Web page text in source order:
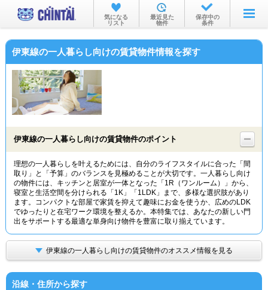
お部屋を探す
沿線・駅から
物件特集から
TOP
気になる
リスト
最近見た
物件
保存中の
条件
伊東線の一人暮らし向けの賃貸物件情報を探す
伊東線の一人暮らし向けの賃貸物件のポイント
理想の一人暮らしを叶えるためには、自分のライフスタイルに合った「間
取り」と「予算」のバランスを見極めることが大切です。一人暮らし向け
の物件には、キッチンと居室が一体となった「1R（ワンルーム）」から、
寝室と生活空間を分けられる「1K」「1LDK」まで、多様な選択肢があり
ます。コンパクトな部屋で家賃を抑えて趣味にお金を使うか、広めのLDK
でゆったりと在宅ワーク環境を整えるか。本特集では、あなたの新しい門
出をサポートする最適な単身向け物件を豊富に取り揃えています。
伊東線の一人暮らし向けの賃貸物件のオススメ情報を見る
沿線・住所から探す